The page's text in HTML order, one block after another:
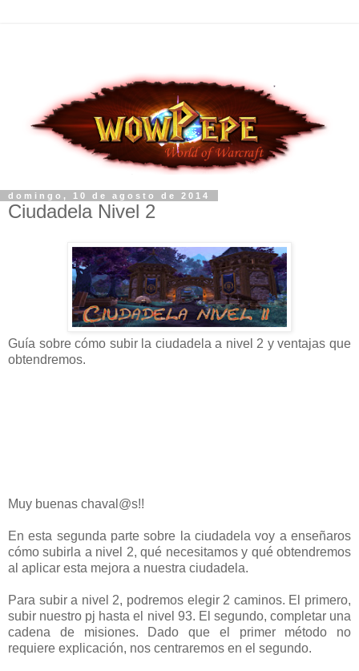
domingo, 10 de agosto de 2014
Ciudadela Nivel 2
Guía sobre cómo subir la ciudadela a nivel 2 y ventajas que
obtendremos.
Muy buenas chaval@s!!
En esta segunda parte sobre la ciudadela voy a enseñaros
cómo subirla a nivel 2, qué necesitamos y qué obtendremos
al aplicar esta mejora a nuestra ciudadela.
Para subir a nivel 2, podremos elegir 2 caminos. El primero,
subir nuestro pj hasta el nivel 93. El segundo, completar una
cadena de misiones. Dado que el primer método no
requiere explicación, nos centraremos en el segundo.